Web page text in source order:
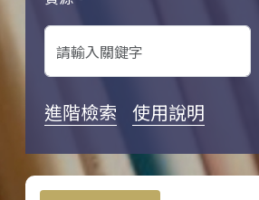
進階檢索 使用說明